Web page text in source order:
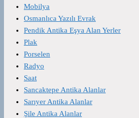
Mobilya
Osmanlıca Yazılı Evrak
Pendik Antika Eşya Alan Yerler
Plak
Porselen
Radyo
Saat
Sancaktepe Antika Alanlar
Sarıyer Antika Alanlar
Şile Antika Alanlar